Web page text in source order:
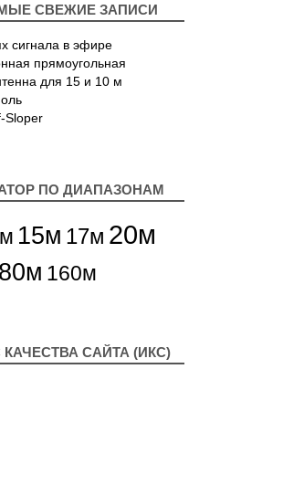
СВЕЖИЕ ЗАПИСИ
сигнала в эфире
прямоугольная
для 15 и 10 м
Sloper
ПО ДИАПАЗОНАМ
15м 17м 20м
80м 160м
КАЧЕСТВА САЙТА (ИКС)